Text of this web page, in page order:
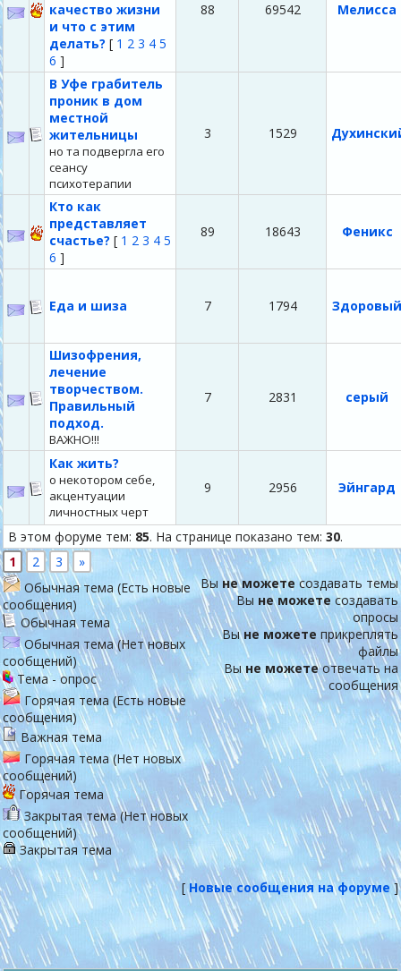
качество жизни
и что с этим
делать? [ 1 2 3 4 5
6 ]
88 69542 Мелисса
В Уфе грабитель
проник в дом
местной
жительницы
но та подвергла его
сеансу
психотерапии
3 1529
Кто как
представляет
счастье? [ 1 2 3 4 5
6 ]
89 18643 Феникс
Еда и шиза 7 1794 Здоровый
Шизофрения,
лечение
творчеством.
Правильный
подход.
ВАЖНО!!!
7 2831 серый
Как жить?
о некотором себе,
акцентуации
личностных черт
9 2956 Эйнгард
В этом форуме тем: 85. На странице показано тем: 30.
1
2 3
»
Обычная тема (Есть новые
сообщения)
Обычная тема
Обычная тема (Нет новых
сообщений)
Тема - опрос
Горячая тема (Есть новые
сообщения)
Важная тема
Горячая тема (Нет новых
сообщений)
Горячая тема
Закрытая тема (Нет новых
сообщений)
Закрытая тема
Вы не можетесоздавать темы
Вы не можетесоздавать
опросы
Выне можете прикреплять
файлы
Выне можетеотвечать на
сообщения
[Новые сообщения на форуме ]